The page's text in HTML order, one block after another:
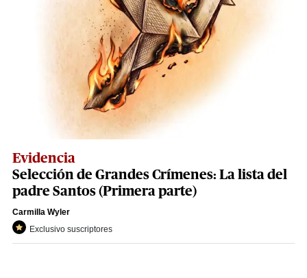
Evidencia
Selección de Grandes Crímenes: La lista del
padre Santos (Primera parte)
Carmilla Wyler
Exclusivo suscriptores